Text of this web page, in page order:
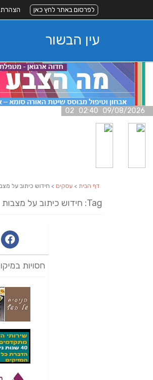
לפרסום באתר לחץ כאן הצהרת
עין הבשור
09/08/2026 02:40 02
דף הבית > עסקים > חידוש כיתוב על
Tag: חידוש כיתוב על מצבות
חסויות